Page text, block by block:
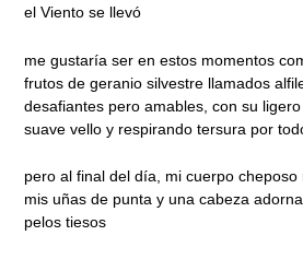
el Viento se llevó
me gustaría ser en estos momentos
frutos de geranio silvestre llamados
desafiantes pero amables, con su
suave vello y respirando tersura por
pero al final del día, mi cuerpo cheposo
mis uñas de punta y una cabeza
pelos tiesos